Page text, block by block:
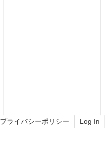
プライバシーポリシー Log In